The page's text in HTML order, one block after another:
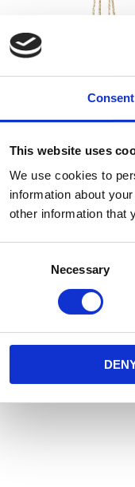
Consent
This website uses
We use cookies to
information about
other information that
Necessary